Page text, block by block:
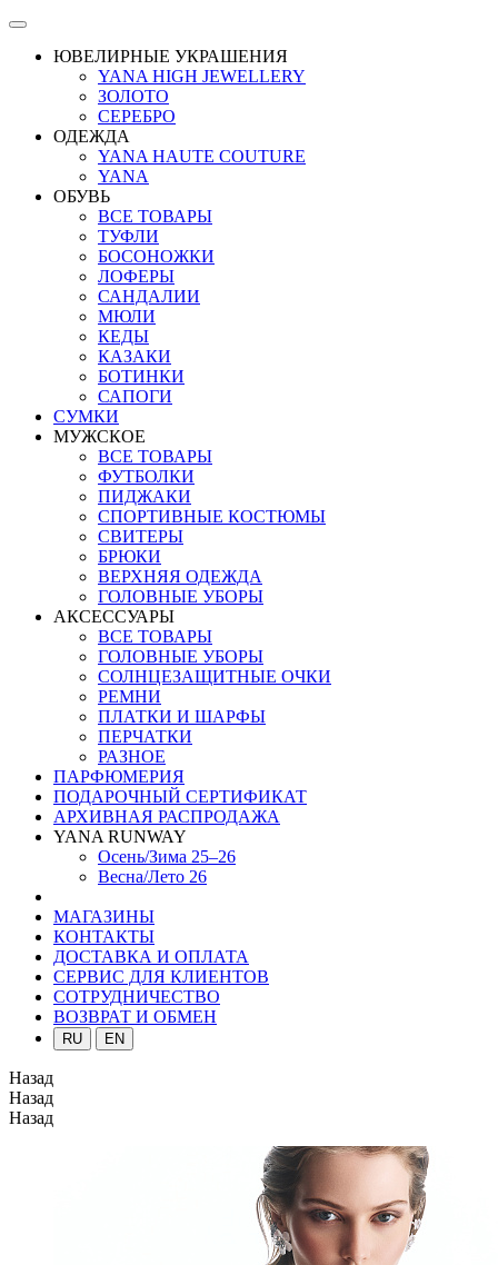
ЮВЕЛИРНЫЕ УКРАШЕНИЯ
YANA HIGH JEWELLERY
ЗОЛОТО
СЕРЕБРО
ОДЕЖДА
YANA HAUTE COUTURE
YANA
ОБУВЬ
ВСЕ ТОВАРЫ
ТУФЛИ
БОСОНОЖКИ
ЛОФЕРЫ
САНДАЛИИ
МЮЛИ
КЕДЫ
КАЗАКИ
БОТИНКИ
САПОГИ
СУМКИ
МУЖСКОЕ
ВСЕ ТОВАРЫ
ФУТБОЛКИ
ПИДЖАКИ
СПОРТИВНЫЕ КОСТЮМЫ
СВИТЕРЫ
БРЮКИ
ВЕРХНЯЯ ОДЕЖДА
ГОЛОВНЫЕ УБОРЫ
АКСЕССУАРЫ
ВСЕ ТОВАРЫ
ГОЛОВНЫЕ УБОРЫ
СОЛНЦЕЗАЩИТНЫЕ ОЧКИ
РЕМНИ
ПЛАТКИ И ШАРФЫ
ПЕРЧАТКИ
РАЗНОЕ
ПАРФЮМЕРИЯ
ПОДАРОЧНЫЙ СЕРТИФИКАТ
АРХИВНАЯ РАСПРОДАЖА
YANA RUNWAY
Осень/Зима 25–26
Весна/Лето 26
МАГАЗИНЫ
КОНТАКТЫ
ДОСТАВКА И ОПЛАТА
СЕРВИС ДЛЯ КЛИЕНТОВ
СОТРУДНИЧЕСТВО
ВОЗВРАТ И ОБМЕН
RU EN
Назад
Назад
Назад